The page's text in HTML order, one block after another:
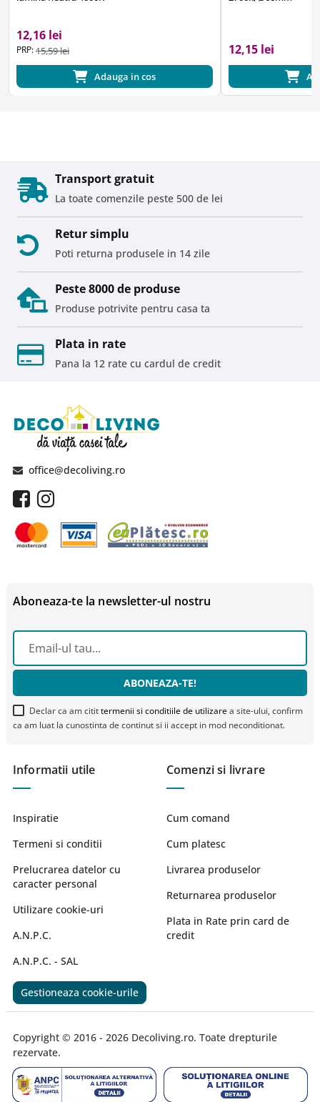
12,16 lei
PRP:15,59 lei
Adauga in cos
12,15 lei
Transport gratuit
La toate comenzile peste 500 de lei
Retur simplu
Poti returna produsele in 14 zile
Peste 8000 de produse
Produse potrivite pentru casa ta
Plata in rate
Pana la 12 rate cu cardul de credit
office@decoliving.ro
Informatii utile
Inspiratie
Termeni si conditii
Prelucrarea datelor cu
caracter personal
Utilizare cookie-uri
A.N.P.C.
A.N.P.C. - SAL
Comenzi si livrare
Cum comand
Cum platesc
Livrarea produselor
Returnarea produselor
Plata in Rate prin card de
credit
Aboneaza-te la newsletter-ul nostru
ABONEAZA-TE!
Declar ca am citittermenii si conditiile de utilizarea site-ului, confirm
ca am luat la cunostinta de continut si ii accept in mod neconditionat.
Gestioneaza cookie-urile
Copyright © 2016 - 2026 Decoliving.ro. Toate drepturile
rezervate.